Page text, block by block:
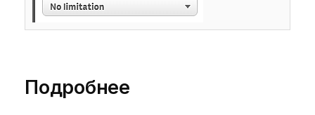
Подробнее